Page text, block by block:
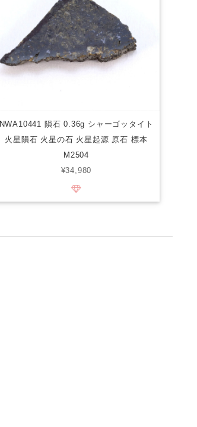
NWA10441 隕石 0.36g シャーゴッタイト
火星隕石 火星の石 火星起源 原石 標本
M2504
¥34,980